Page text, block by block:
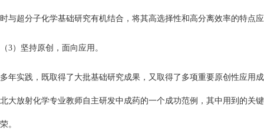
时与超分子化学基础研究有机结合，将其高选择性和高分离效率的特点
（3）坚持原创，面向应用。
多年实践，既取得了大批基础研究成果，又取得了多项重要原创性应用
北大放射化学专业教师自主研发中成药的一个成功范例，其中用到的关
荣。